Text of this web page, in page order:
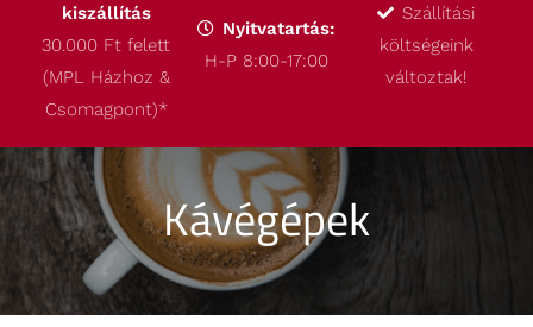
Termékeink
Robbantott ábrák
Kapcsolat
kiszállítás
30.000 Ft felett
(MPL Házhoz &
Csomagpont)*
Nyitvatartás:
H-P 8:00-17:00
Szállítási
költségeink
változtak!
Kávégépek